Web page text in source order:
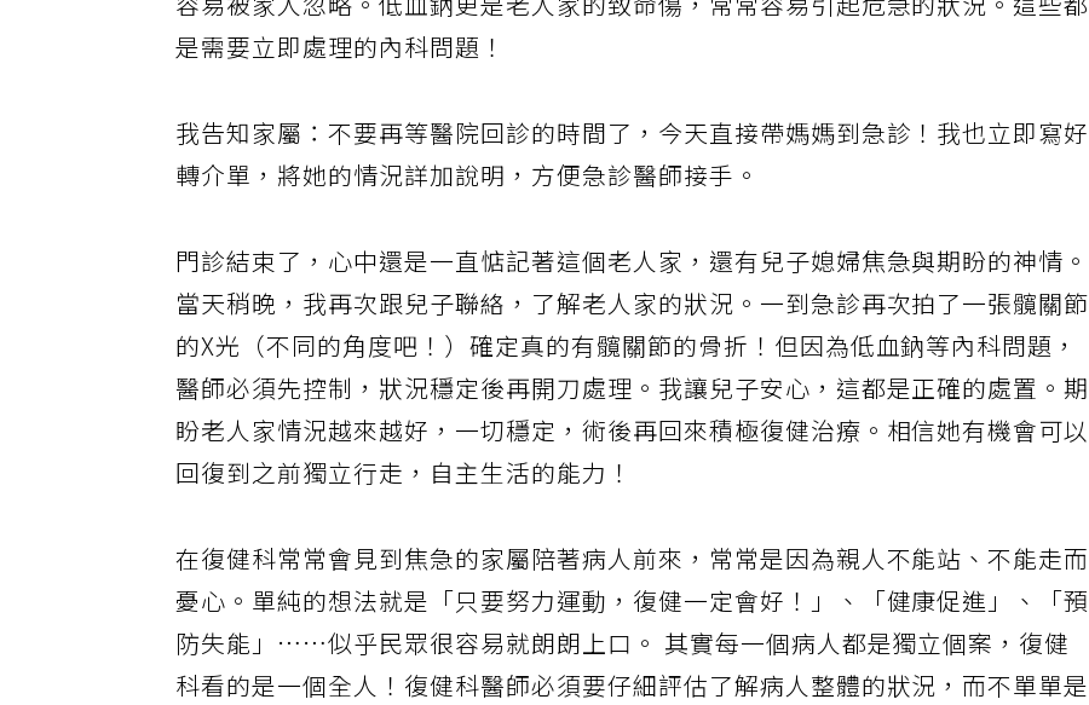
容易被家人忽略。低血鈉更是老人家的致命傷，常常容易引起危急的狀況。這些都
是需要立即處理的內科問題！
我告知家屬：不要再等醫院回診的時間了，今天直接帶媽媽到急診！我也立即寫好
轉介單，將她的情況詳加說明，方便急診醫師接手。
門診結束了，心中還是一直惦記著這個老人家，還有兒子媳婦焦急與期盼的神情。
當天稍晚，我再次跟兒子聯絡，了解老人家的狀況。一到急診再次拍了一張髖關節
的X光（不同的角度吧！）確定真的有髖關節的骨折！但因為低血鈉等內科問題，
醫師必須先控制，狀況穩定後再開刀處理。我讓兒子安心，這都是正確的處置。期
盼老人家情況越來越好，一切穩定，術後再回來積極復健治療。相信她有機會可以
回復到之前獨立行走，自主生活的能力！
在復健科常常會見到焦急的家屬陪著病人前來，常常是因為親人不能站、不能走而
憂心。單純的想法就是「只要努力運動，復健一定會好！」、「健康促進」、「預
防失能」……似乎民眾很容易就朗朗上口。 其實每一個病人都是獨立個案，復健